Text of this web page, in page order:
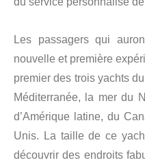
Les passagers qui
nouvelle et première
premier des trois yachts
Méditerranée, la mer du
d’Amérique latine, du
Unis. La taille de ce
découvrir des endroits